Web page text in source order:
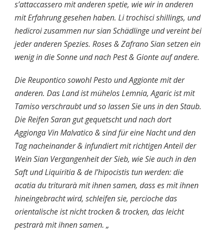
s’attaccassero mit anderen spetie, wie wir in anderen
mit Erfahrung gesehen haben. Li trochisci shillings, und
hedicroi zusammen nur sian Schädlinge und vereint bei
jeder anderen Spezies. Roses & Zafrano Sian setzen ein
wenig in die Sonne und nach Pest & Gionte auf andere.
Die Reupontico sowohl Pesto und Aggionte mit der
anderen. Das Land ist mühelos Lemnia, Agaric ist mit
Tamiso verschraubt und so lassen Sie uns in den Staub.
Die Reifen Saran gut gequetscht und nach dort
Aggionga Vin Malvatico & sind für eine Nacht und den
Tag nacheinander & infundiert mit richtigen Anteil der
Wein Sian Vergangenheit der Sieb, wie Sie auch in den
Saft und Liquiritia & de l’hipocistis tun werden: die
acatia du triturarà mit ihnen samen, dass es mit ihnen
hineingebracht wird, schleifen sie, percioche das
orientalische ist nicht trocken & trocken, das leicht
pestrarà mit ihnen samen. „